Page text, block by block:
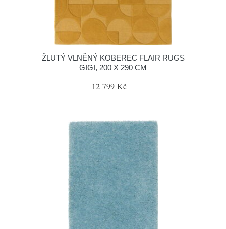
ŽLUTÝ VLNĚNÝ KOBEREC FLAIR RUGS
GIGI, 200 X 290 CM
12 799 Kč